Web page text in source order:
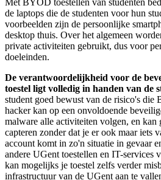
Met BYOD toestellen van studenten
de laptops die de studenten voor hun
voorbeelden zijn de persoonlijke
desktop thuis. Over het algemeen
private activiteiten gebruikt, dus voor
doeleinden.
De verantwoordelijkheid voor de
toestel ligt volledig in handen van de
student goed bewust van de risico's die
hacker kan op een onvoldoende
malware alle activiteiten volgen, en kan
capteren zonder dat je er ook maar iets
account komt in zo'n situatie in gevaar
andere UGent toestellen en IT-services
kan mogelijks je toestel zelfs verder
infrastructuur van de UGent aan te